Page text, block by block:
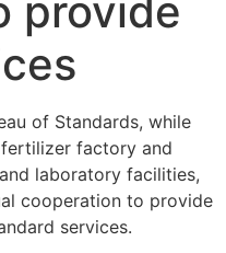
provide
of Standards, while
factory and
laboratory facilities,
cooperation to provide
services.